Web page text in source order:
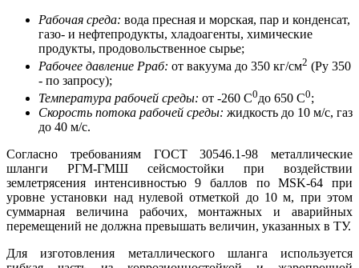
Рабочая среда: вода пресная и морская, пар и конденсат,
газо- и нефтепродукты, хладоагенты, химические
продукты, продовольственное сырье;
Рабочее давление Рраб: от вакуума до 350 кг/см2 (Ру 350
- по запросу);
Температура рабочей среды: от -260 С0до 650 С0;
Скорость потока рабочей среды: жидкость до 10 м/с, газ
до 40 м/с.
Согласно требованиям ГОСТ 30546.1-98 металлические
шланги РГМ-ГМШ сейсмостойки при воздействии
землетрясения интенсивностью 9 баллов по MSK-64 при
уровне установки над нулевой отметкой до 10 м, при этом
суммарная величина рабочих, монтажных и аварийных
перемещений не должна превышать величин, указанных в ТУ.
Для изготовления металлического шланга используется